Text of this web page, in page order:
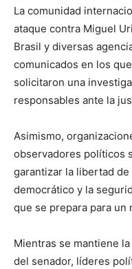
La comunidad
ataque contra Miguel
Brasil y diversas
comunicados en los
solicitaron una
responsables ante la
Asimismo,
observadores políticos
garantizar la libertad
democrático y la
que se prepara para un
Mientras se mantiene
del senador, líderes